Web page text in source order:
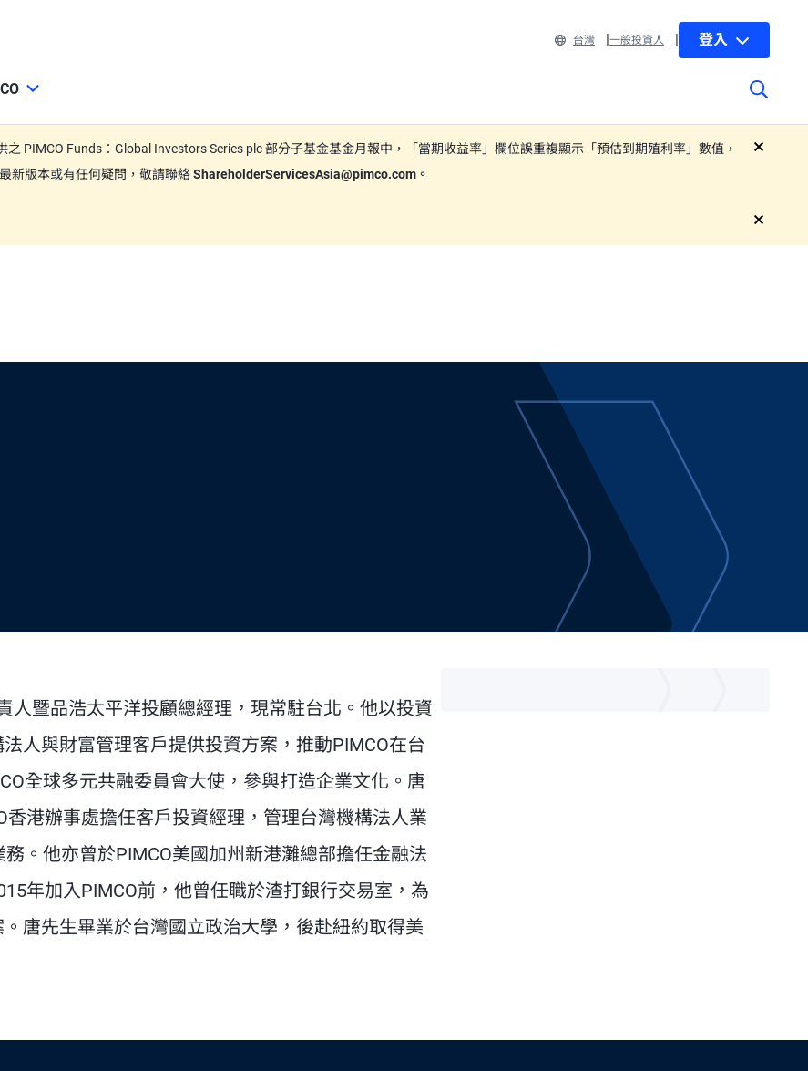
台灣 一般投資人 登入
PIMCO Funds：Global Investors Series plc 部分子基金基金月報中，「當期收益率」欄位誤重複顯示「預估到期殖利率」數值，
新版本或有任何疑問，敬請聯絡ShareholderServicesAsia@pimco.com。
人暨品浩太平洋投顧總經理，現常駐台北。他以投資
人與財富管理客戶提供投資方案，推動PIMCO在台
全球多元共融委員會大使，參與打造企業文化。唐
港辦事處擔任客戶投資經理，管理台灣機構法人業
。他亦曾於PIMCO美國加州新港灘總部擔任金融法
年加入PIMCO前，他曾任職於渣打銀行交易室，為
唐先生畢業於台灣國立政治大學，後赴紐約取得美